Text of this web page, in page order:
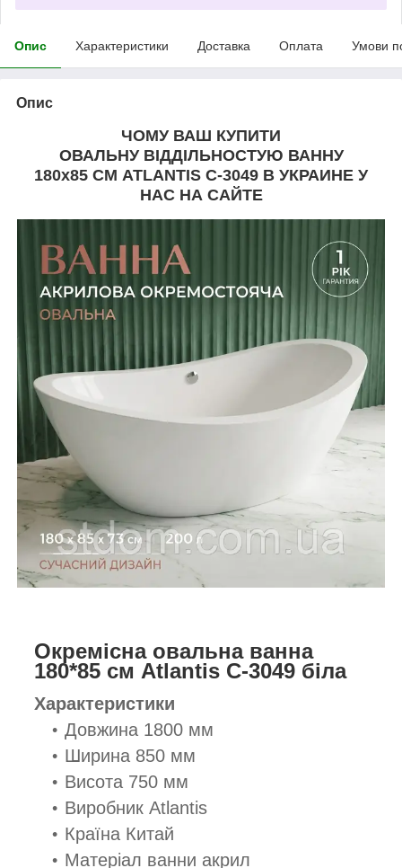
Опис Характеристики Доставка Оплата Умови
Опис
ЧОМУ ВАШ КУПИТИ
ОВАЛЬНУ ВІДДІЛЬНОСТУЮ ВАННУ
180х85 СМ ATLANTIS C-3049 В УКРАИНЕ У
НАС НА САЙТЕ
Окремісна овальна ванна
180*85 см Atlantis C-3049 біла
Характеристики
Довжина 1800 мм
Ширина 850 мм
Висота 750 мм
Виробник Atlantis
Країна Китай
Матеріал ванни акрил